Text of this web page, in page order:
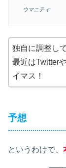
ウマニティ
独自に調整し
最近はTwitter
イマス！
予想
というわけで、